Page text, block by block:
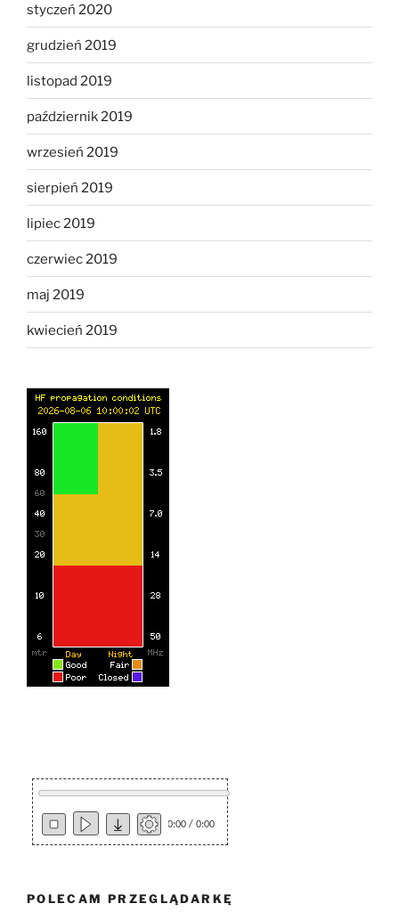
styczeń 2020
grudzień 2019
listopad 2019
październik 2019
wrzesień 2019
sierpień 2019
lipiec 2019
czerwiec 2019
maj 2019
kwiecień 2019
0:00 / 0:00
POLECAM PRZEGLĄDARKĘ